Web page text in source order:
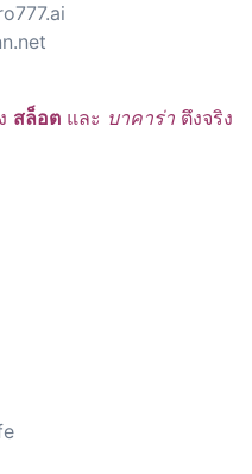
สล็อตและ บาคาร่าตึงจริง